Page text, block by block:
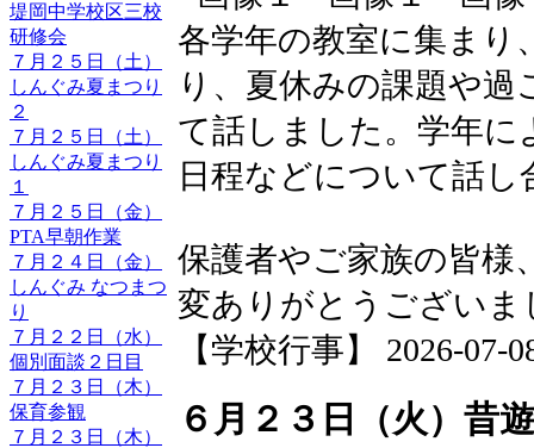
堤岡中学校区三校
研修会
７月２５日（土）
しんぐみ夏まつり
２
７月２５日（土）
しんぐみ夏まつり
１
７月２５日（金）
PTA早朝作業
７月２４日（金）
しんぐみ なつまつ
り
７月２２日（水）
個別面談２日目
７月２３日（木）
保育参観
７月２３日（木）
各学年の教室に集まり
り、夏休みの課題や過
て話しました。学年に
日程などについて話
保護者やご家族の皆様
変ありがとうございま
【学校行事】 2026-07-
６月２３日（火）昔